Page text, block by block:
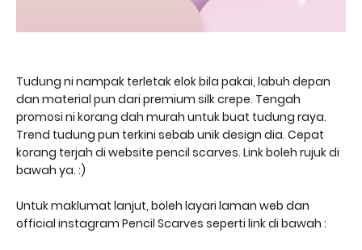
Tudung ni nampak terletak elok bila pakai, labuh depan
dan material pun dari premium silk crepe. Tengah
promosi ni korang dah murah untuk buat tudung raya.
Trend tudung pun terkini sebab unik design dia. Cepat
korang terjah di website pencil scarves. Link boleh rujuk di
bawah ya. :)
Untuk maklumat lanjut, boleh layari laman web dan
official instagram Pencil Scarves seperti link di bawah :